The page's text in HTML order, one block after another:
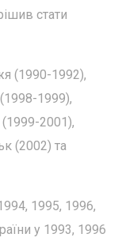
стати
(1990-1992),
1999),
2001),
(2002) та
1995, 1996,
у 1993, 1996